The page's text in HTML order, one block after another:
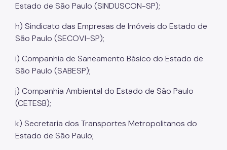
Estado de São Paulo (SINDUSCON-SP);
h) Sindicato das Empresas de Imóveis do Estado de
São Paulo (SECOVI-SP);
i) Companhia de Saneamento Básico do Estado de
São Paulo (SABESP);
j) Companhia Ambiental do Estado de São Paulo
(CETESB);
k) Secretaria dos Transportes Metropolitanos do
Estado de São Paulo;